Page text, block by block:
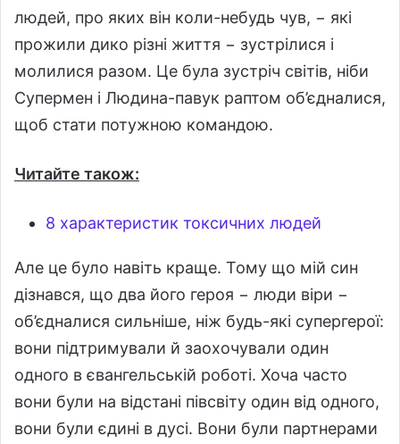
людей, про яких він коли-небудь чув, − які
прожили дико різні життя − зустрілися і
молилися разом. Це була зустріч світів, ніби
Супермен і Людина-павук раптом об’єдналися,
щоб стати потужною командою.
Читайте також:
8 характеристик токсичних людей
Але це було навіть краще. Тому що мій син
дізнався, що два його героя − люди віри −
об’єдналися сильніше, ніж будь-які супергерої:
вони підтримували й заохочували один
одного в євангельській роботі. Хоча часто
вони були на відстані півсвіту один від одного,
вони були єдині в дусі. Вони були партнерами